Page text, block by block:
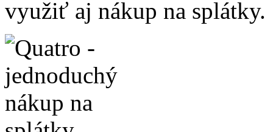
využiť aj nákup na splátky.